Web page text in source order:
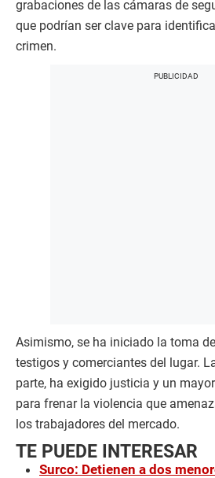
grabaciones de las cámaras de
que podrían ser clave para
crimen.
Asimismo, se ha iniciado la toma
testigos y comerciantes del lugar.
parte, ha exigido justicia y un
para frenar la violencia que
los trabajadores del mercado.
TE PUEDE INTERESAR
Surco: Detienen a dos